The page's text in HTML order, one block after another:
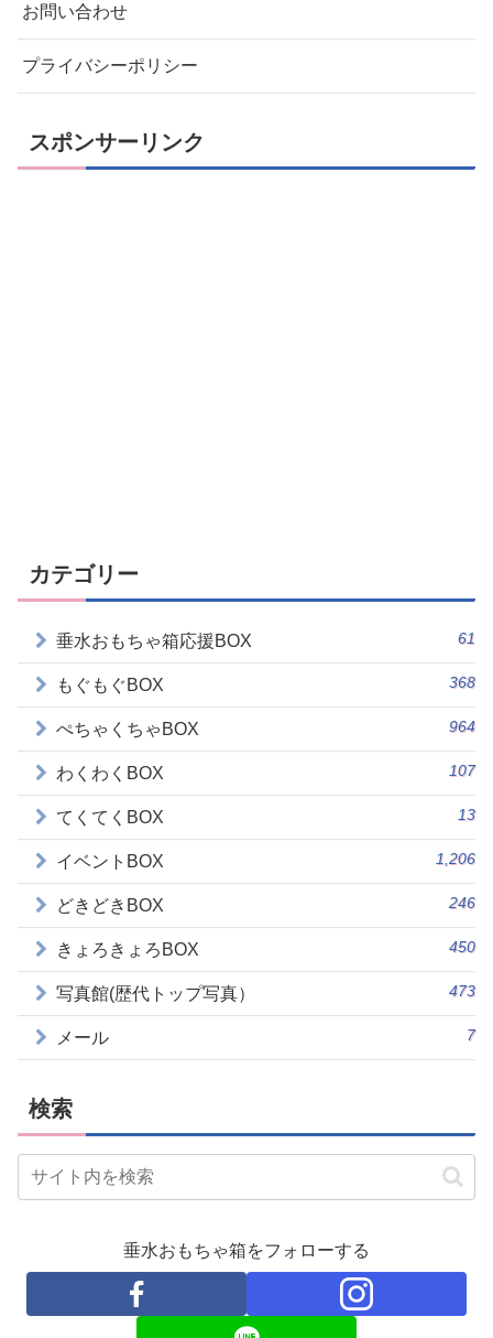
お問い合わせ
プライバシーポリシー
スポンサーリンク
カテゴリー
垂水おもちゃ箱応援BOX 61
もぐもぐBOX 368
ぺちゃくちゃBOX 964
わくわくBOX 107
てくてくBOX 13
イベントBOX 1,206
どきどきBOX 246
きょろきょろBOX 450
写真館(歴代トップ写真） 473
メール 7
検索
垂水おもちゃ箱をフォローする